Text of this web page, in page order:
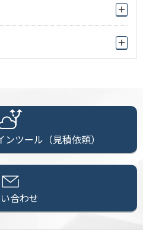
ツール（見積依頼）
合わせ